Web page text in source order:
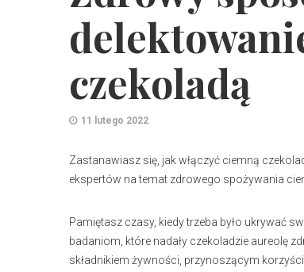
czekoladą
11 lutego 2022
Zastanawiasz się, jak włączyć ciemną
ekspertów na temat zdrowego spożywania
Pamiętasz czasy, kiedy trzeba było ukrywać
badaniom, które nadały czekoladzie aureolę
składnikiem żywności, przynoszącym